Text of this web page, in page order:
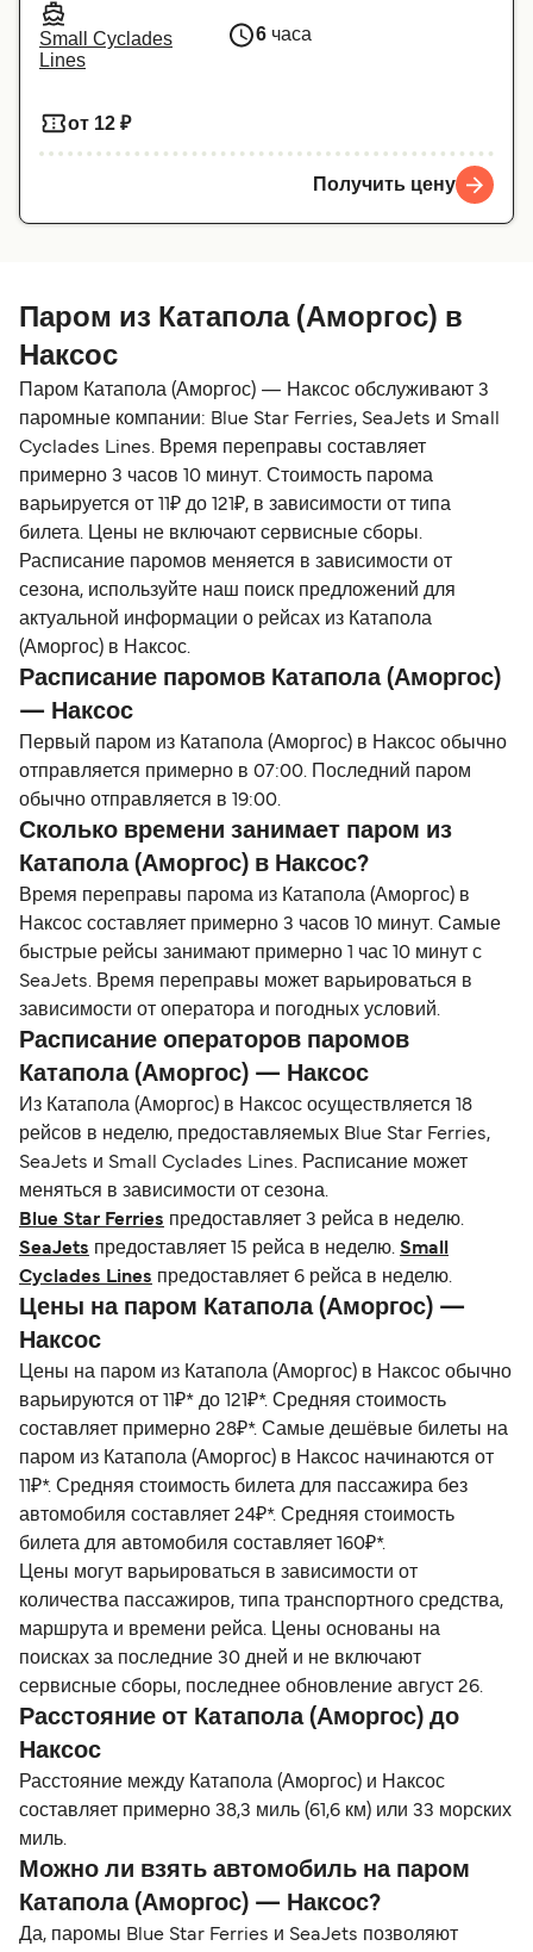
Small Cyclades
Lines
6 часа
от 12 ₽
Получить цену
Паром из Катапола (Аморгос) в
Наксос
Паром Катапола (Аморгос) — Наксос обслуживают 3
паромные компании: Blue Star Ferries, SeaJets и Small
Cyclades Lines. Время переправы составляет
примерно 3 часов 10 минут. Стоимость парома
варьируется от 11₽ до 121₽, в зависимости от типа
билета. Цены не включают сервисные сборы.
Расписание паромов меняется в зависимости от
сезона, используйте наш поиск предложений для
актуальной информации о рейсах из Катапола
(Аморгос) в Наксос.
Расписание паромов Катапола (Аморгос)
— Наксос
Первый паром из Катапола (Аморгос) в Наксос обычно
отправляется примерно в 07:00. Последний паром
обычно отправляется в 19:00.
Сколько времени занимает паром из
Катапола (Аморгос) в Наксос?
Время переправы парома из Катапола (Аморгос) в
Наксос составляет примерно 3 часов 10 минут. Самые
быстрые рейсы занимают примерно 1 час 10 минут с
SeaJets. Время переправы может варьироваться в
зависимости от оператора и погодных условий.
Расписание операторов паромов
Катапола (Аморгос) — Наксос
Из Катапола (Аморгос) в Наксос осуществляется 18
рейсов в неделю, предоставляемых Blue Star Ferries,
SeaJets и Small Cyclades Lines. Расписание может
меняться в зависимости от сезона.
Blue Star Ferries предоставляет 3 рейса в неделю.
SeaJets предоставляет 15 рейса в неделю. Small
Cyclades Lines предоставляет 6 рейса в неделю.
Цены на паром Катапола (Аморгос) —
Наксос
Цены на паром из Катапола (Аморгос) в Наксос обычно
варьируются от 11₽* до 121₽*. Средняя стоимость
составляет примерно 28₽*. Самые дешёвые билеты на
паром из Катапола (Аморгос) в Наксос начинаются от
11₽*. Средняя стоимость билета для пассажира без
автомобиля составляет 24₽*. Средняя стоимость
билета для автомобиля составляет 160₽*.
Цены могут варьироваться в зависимости от
количества пассажиров, типа транспортного средства,
маршрута и времени рейса. Цены основаны на
поисках за последние 30 дней и не включают
сервисные сборы, последнее обновление август 26.
Расстояние от Катапола (Аморгос) до
Наксос
Расстояние между Катапола (Аморгос) и Наксос
составляет примерно 38,3 миль (61,6 км) или 33 морских
миль.
Можно ли взять автомобиль на паром
Катапола (Аморгос) — Наксос?
Да, паромы Blue Star Ferries и SeaJets позволяют